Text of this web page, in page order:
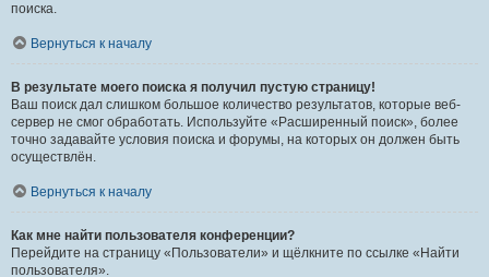
поиска.
Вернуться к началу
В результате моего поиска я получил пустую страницу!
Ваш поиск дал слишком большое количество результатов, которые веб-
сервер не смог обработать. Используйте «Расширенный поиск», более
точно задавайте условия поиска и форумы, на которых он должен быть
осуществлён.
Вернуться к началу
Как мне найти пользователя конференции?
Перейдите на страницу «Пользователи» и щёлкните по ссылке «Найти
пользователя».